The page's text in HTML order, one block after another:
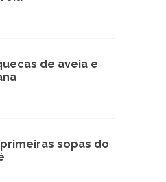
de aveia e
primeiras sopas do